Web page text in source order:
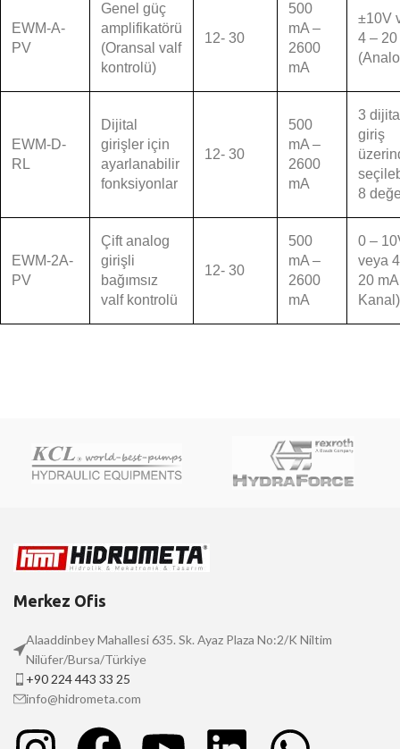
EWM-A-
PV
Genel güç
amplifikatörü
(Oransal valf
kontrolü)
12- 30
500
mA –
2600
mA
±10V
4 –
EWM-D-
RL
Dijital
girişler için
ayarlanabilir
fonksiyonlar
12- 30
500
mA –
2600
mA
3
giriş
8
EWM-2A-
PV
Çift analog
girişli
bağımsız
valf kontrolü
12- 30
500
mA –
2600
mA
0 –
veya
20
Kanal)
Merkez Ofis
Alaaddinbey Mahallesi 635. Sk. Ayaz Plaza No:2/K Niltim
Nilüfer/Bursa/Türkiye
+90 224 443 33 25
info@hidrometa.com